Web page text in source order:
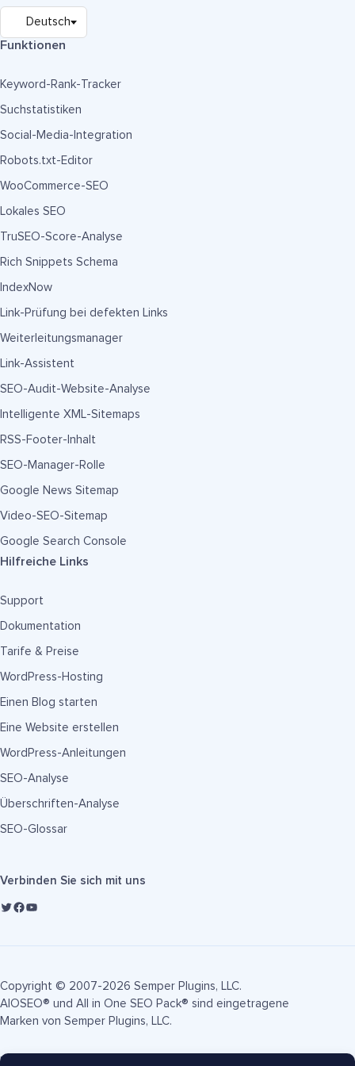
Funktionen
Keyword-Rank-Tracker
Suchstatistiken
Social-Media-Integration
Robots.txt-Editor
WooCommerce-SEO
Lokales SEO
TruSEO-Score-Analyse
Rich Snippets Schema
IndexNow
Link-Prüfung bei defekten Links
Weiterleitungsmanager
Link-Assistent
SEO-Audit-Website-Analyse
Intelligente XML-Sitemaps
RSS-Footer-Inhalt
SEO-Manager-Rolle
Google News Sitemap
Video-SEO-Sitemap
Google Search Console
Hilfreiche Links
Support
Dokumentation
Tarife & Preise
WordPress-Hosting
Einen Blog starten
Eine Website erstellen
WordPress-Anleitungen
SEO-Analyse
Überschriften-Analyse
SEO-Glossar
Verbinden Sie sich mit uns
Copyright © 2007-2026 Semper Plugins, LLC.
AIOSEO® und All in One SEO Pack® sind eingetragene
Marken von Semper Plugins, LLC.
Nutzungsbedingungen